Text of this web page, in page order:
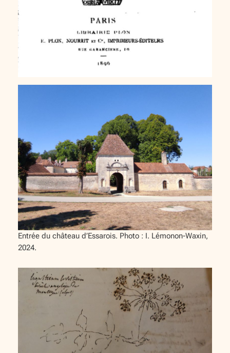
Entrée du château d’Essarois. Photo : I. Lémonon-Waxin,
2024.